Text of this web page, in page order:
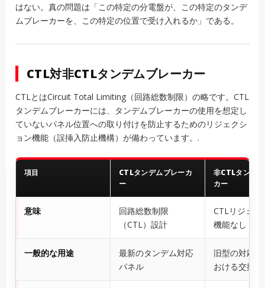
はない。真の問題は「この特定の分電盤が、この特定のタンデ
ムブレーカーを、この特定の位置で受け入れるか」である。
CTL対非CTLタンデムブレーカー
CTLとはCircuit Total Limiting（回路総数制限）の略です。CTL
タンデムブレーカーには、タンデムブレーカーの使用を想定し
ていないパネル位置への取り付けを防止するためのリジェクシ
ョン機能（誤挿入防止機構）が備わっています。.
項目
CTLタンデムブレーカ
ー
非CTLタンデ
カー
意味
回路総数制限
（CTL）設計
CTLリジェク
機能なし
一般的な用途
最新のタンデム対応
パネル
旧型の対応
おける交換用